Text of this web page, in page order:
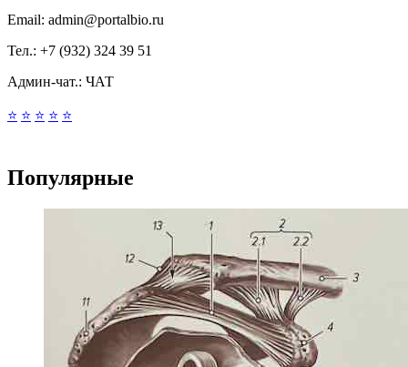
Email: admin@portalbio.ru
Тел.: +7 (932) 324 39 51
Админ-чат.: ЧАТ
⭐ ⭐ ⭐ ⭐ ⭐
Популярные